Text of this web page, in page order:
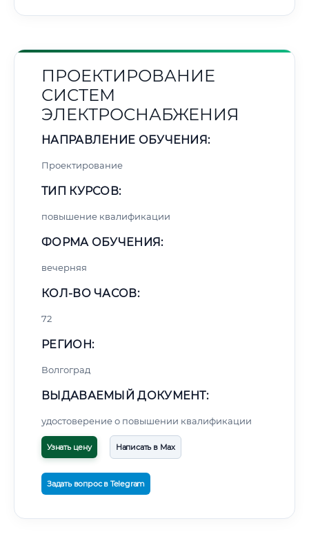
ПРОЕКТИРОВАНИЕ
СИСТЕМ
ЭЛЕКТРОСНАБЖЕНИЯ
НАПРАВЛЕНИЕ ОБУЧЕНИЯ:
Проектирование
ТИП КУРСОВ:
повышение квалификации
ФОРМА ОБУЧЕНИЯ:
вечерняя
КОЛ-ВО ЧАСОВ:
72
РЕГИОН:
Волгоград
ВЫДАВАЕМЫЙ ДОКУМЕНТ:
удостоверение о повышении квалификации
Узнать цену Написать в Max
Задать вопрос в Telegram